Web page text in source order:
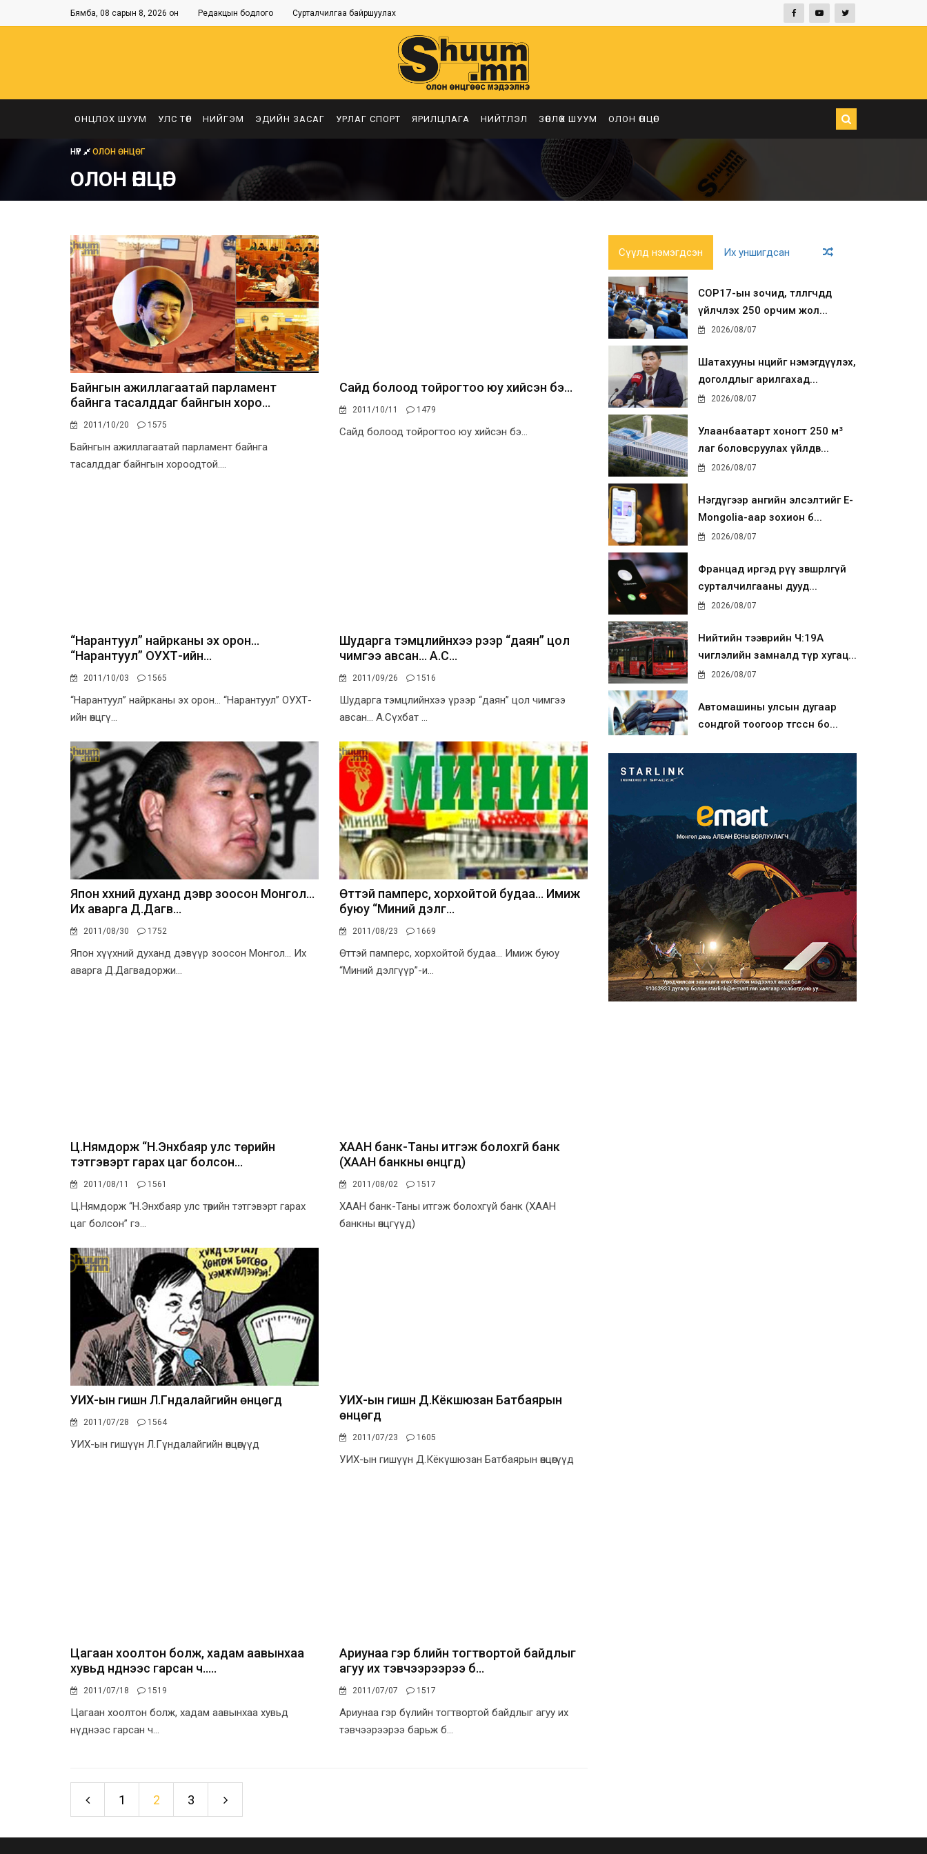
Бямба, 08 сарын 8, 2026 он Редакцын бодлого Сурталчилгаа байршуулах
ОНЦЛОХ ШУУМ УЛС ТӨР НИЙГЭМ ЭДИЙН ЗАСАГ УРЛАГ СПОРТ ЯРИЛЦЛАГА НИЙТЛЭЛ ЗӨВЛӨХ ШУУМ ОЛОН ӨНЦӨГ
НҮҮР ОЛОН ӨНЦӨГ
ОЛОН ӨНЦӨГ
Байнгын ажиллагаатай парламент
байнга тасалддаг байнгын хоро...
2011/10/20 1575
Байнгын ажиллагаатай парламент байнга
тасалддаг байнгын хороодтой....
Сайд болоод тойрогтоо юу хийсэн бэ...
2011/10/11 1479
Сайд болоод тойрогтоо юу хийсэн бэ...
“Нарантуул” найрканы эх орон...
“Нарантуул” ОУХТ-ийн...
2011/10/03 1565
“Нарантуул” найрканы эх орон... “Нарантуул” ОУХТ-
ийн өнцгү...
Шударга тэмцлийнхээ үрээр “даян” цол
чимгээ авсан... А.С...
2011/09/26 1516
Шударга тэмцлийнхээ үрээр “даян” цол чимгээ
авсан... А.Сүхбат ...
Япон хүүхний духанд дэвүүр зоосон Монгол...
Их аварга Д.Дагв...
2011/08/30 1752
Япон хүүхний духанд дэвүүр зоосон Монгол... Их
аварга Д.Дагвадоржи...
Өттэй памперс, хорхойтой будаа... Имиж
буюу “Миний дэлгүү...
2011/08/23 1669
Өттэй памперс, хорхойтой будаа... Имиж буюу
“Миний дэлгүүр”-и...
Ц.Нямдорж “Н.Энхбаяр улс төрийн
тэтгэвэрт гарах цаг болсон...
2011/08/11 1561
Ц.Нямдорж “Н.Энхбаяр улс төрийн тэтгэвэрт гарах
цаг болсон” гэ...
ХААН банк-Таны итгэж болохгүй банк
(ХААН банкны өнцгүүд)
2011/08/02 1517
ХААН банк-Таны итгэж болохгүй банк (ХААН
банкны өнцгүүд)
УИХ-ын гишүүн Л.Гүндалайгийн өнцөгүүд
2011/07/28 1564
УИХ-ын гишүүн Л.Гүндалайгийн өнцөгүүд
УИХ-ын гишүүн Д.Кёкүшюзан Батбаярын
өнцөгүүд
2011/07/23 1605
УИХ-ын гишүүн Д.Кёкүшюзан Батбаярын өнцөгүүд
Цагаан хоолтон болж, хадам аавынхаа
хувьд нүднээс гарсан ч.....
2011/07/18 1519
Цагаан хоолтон болж, хадам аавынхаа хувьд
нүднээс гарсан ч...
Ариунаа гэр бүлийн тогтвортой байдлыг
агуу их тэвчээрээрээ б...
2011/07/07 1517
Ариунаа гэр бүлийн тогтвортой байдлыг агуу их
тэвчээрээрээ барьж б...
1 2 3
Сүүлд нэмэгдсэн Их уншигдсан
COP17-ын зочид, төлөөлөгчдөд
үйлчлэх 250 орчим жол...
2026/08/07
Шатахууны нөөцийг нэмэгдүүлэх,
доголдлыг арилгахад...
2026/08/07
Улаанбаатарт хоногт 250 м³
лаг боловсруулах үйлдв...
2026/08/07
Нэгдүгээр ангийн элсэлтийг E-
Mongolia-аар зохион б...
2026/08/07
Францад иргэд рүү зөвшөөрөлгүй
сурталчилгааны дууд...
2026/08/07
Нийтийн тээврийн Ч:19А
чиглэлийн замналд түр хугац...
2026/08/07
Автомашины улсын дугаар
сондгой тоогоор төгссөн бо...
Улаанбаатарт өдөртөө 30 хэм
2026/08/07
Улсын чанартай хатуу
хучилттай авто замын талаас
2026/08/06
Засгийн газар энэ оныг
дуустал санхүүгийн
хэмнэлти...
2026/08/06